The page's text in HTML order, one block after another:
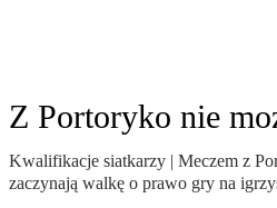
Z Portoryko nie
Kwalifikacje siatkarzy | Meczem z
zaczynają walkę o prawo gry na